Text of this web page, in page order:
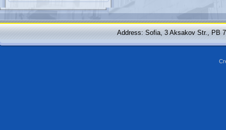
Address: Sofia, 3 Aksakov Str., PB